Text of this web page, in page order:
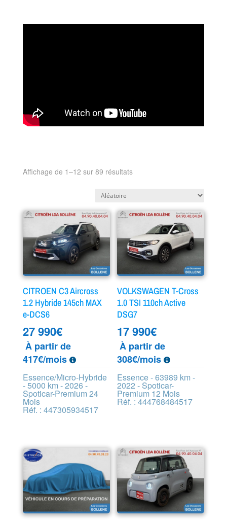
Affichage de 1–12 sur 89 résultats
CITROEN C3 Aircross
1.2 Hybride 145ch MAX
e-DCS6
27 990€
À partir de
417€/mois
Essence/Micro-Hybride
- 5000 km - 2026 -
Spoticar-Premium 24
Mois
Réf. : 447305934517
VOLKSWAGEN T-Cross
1.0 TSI 110ch Active
DSG7
17 990€
À partir de
308€/mois
Essence - 63989 km -
2022 - Spoticar-
Premium 12 Mois
Réf. : 444768484517